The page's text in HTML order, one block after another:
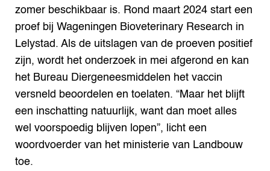
zomer beschikbaar is. Rond maart 2024 start een
proef bij Wageningen Bioveterinary Research in
Lelystad. Als de uitslagen van de proeven positief
zijn, wordt het onderzoek in mei afgerond en kan
het Bureau Diergeneesmiddelen het vaccin
versneld beoordelen en toelaten. “Maar het blijft
een inschatting natuurlijk, want dan moet alles
wel voorspoedig blijven lopen”, licht een
woordvoerder van het ministerie van Landbouw
toe.